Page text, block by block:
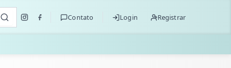
Contato Login Registrar